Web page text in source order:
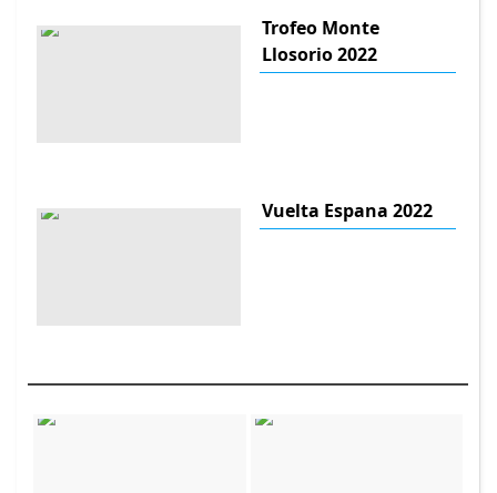
Trofeo Monte
Llosorio 2022
Vuelta Espana 2022